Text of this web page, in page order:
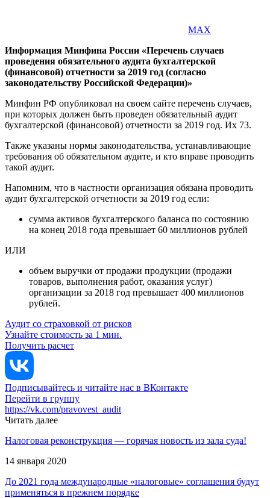
MAX
Информация Минфина России «Перечень случаев
проведения обязательного аудита бухгалтерской
(финансовой) отчетности за 2019 год (согласно
законодательству Российской Федерации)»
Минфин РФ опубликовал на своем сайте перечень случаев,
при которых должен быть проведен обязательный аудит
бухгалтерской (финансовой) отчетности за 2019 год. Их 73.
Также указаны нормы законодательства, устанавливающие
требования об обязательном аудите, и кто вправе проводить
такой аудит.
Напомним, что в частности организация обязана проводить
аудит бухгалтерской отчетности за 2019 год если:
сумма активов бухгалтерского баланса по состоянию
на конец 2018 года превышает 60 миллионов рублей
ИЛИ
объем выручки от продажи продукции (продажи
товаров, выполнения работ, оказания услуг)
организации за 2018 год превышает 400 миллионов
рублей.
Аудит со страховкой от рисков
Узнайте стоимость за 1 мин.
Получить расчет
Подписывайтесь и читайте нас в ВКонтакте
Перейти в группу
https://vk.com/pravovest_audit
Читать далее
Налоговая реконструкция — горячая новость из зала суда!
14 января 2020
До 2021 года международные «налоговые» соглашения будут
применяться в прежнем порядке